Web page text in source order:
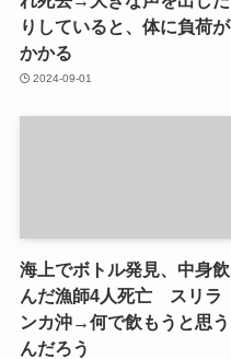
りしていると、体に負荷が
かかる
2024-09-01
海上でボトル発見、中身飲
んだ漁師4人死亡 スリラ
ンカ沖→何で飲もうと思う
んだろう